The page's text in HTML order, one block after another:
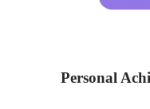
Personal